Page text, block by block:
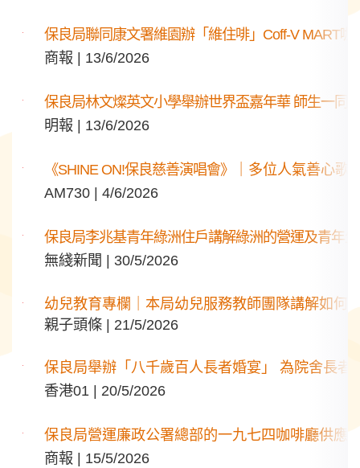
保良局聯同康文署維園辦「維住啡」Coff-V MART咖
商報 | 13/6/2026
保良局林文燦英文小學舉辦世界盃嘉年華 師生一同
明報 | 13/6/2026
《SHINE ON!保良慈善演唱會》
｜多位人氣善心歌
AM730 | 4/6/2026
保良局李兆基青年綠洲住戶講解綠洲的營運及青年
無綫新聞 | 30/5/2026
幼兒教育專欄｜本局幼兒服務教師團隊講解如何
親子頭條 | 21/5/2026
保良局舉辦「八千歲百人長者婚宴」 為院舍長者
香港01 | 20/5/2026
保良局營運廉政公署總部的一九七四咖啡廳供應
商報 | 15/5/2026